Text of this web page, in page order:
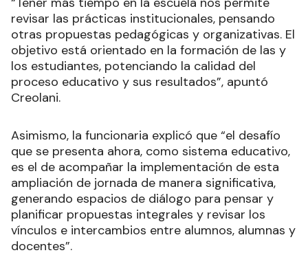
revisar las prácticas institucionales, pensando
otras propuestas pedagógicas y organizativas. El
objetivo está orientado en la formación de las y
los estudiantes, potenciando la calidad del
proceso educativo y sus resultados”, apuntó
Creolani.
Asimismo, la funcionaria explicó que “el desafío
que se presenta ahora, como sistema educativo,
es el de acompañar la implementación de esta
ampliación de jornada de manera significativa,
generando espacios de diálogo para pensar y
planificar propuestas integrales y revisar los
vínculos e intercambios entre alumnos, alumnas y
docentes”.